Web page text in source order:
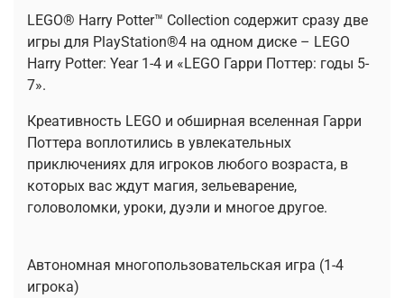
LEGO® Harry Potter™ Collection содержит сразу две
игры для PlayStation®4 на одном диске – LEGO
Harry Potter: Year 1-4 и «LEGO Гарри Поттер: годы 5-
7».
Креативность LEGO и обширная вселенная Гарри
Поттера воплотились в увлекательных
приключениях для игроков любого возраста, в
которых вас ждут магия, зельеварение,
головоломки, уроки, дуэли и многое другое.
Автономная многопользовательская игра (1-4
игрока)